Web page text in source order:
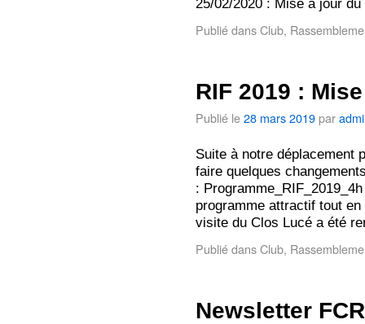
25/02/2020 : Mise à jour
Publié dansClub,
RIF 2019 :
Publié le28 mars 2019par
Suite à notre déplacement
faire quelques
:
programme attractif tout
visite du Clos Lucé a été
Publié dansClub,
Newsletter